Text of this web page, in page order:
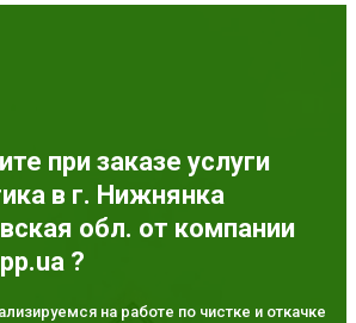
при заказе услуги
в г. Нижнянка
обл. от компании
?
на работе по чистке и откачке